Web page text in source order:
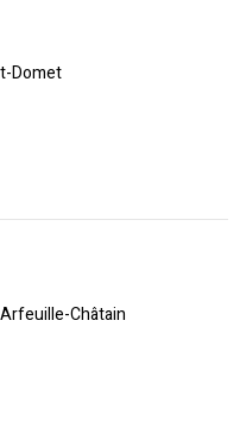
Domet
Châtain